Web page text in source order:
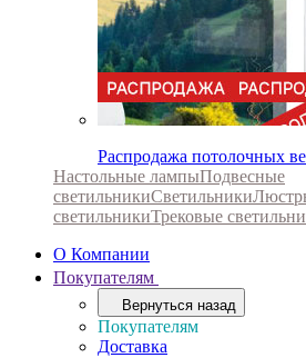
Распродажа потолочных
Настольные лампыПодвесные
светильникиСветильники
светильникиТрековые
О Компании
Покупателям
Вернуться назад
Покупателям
Доставка